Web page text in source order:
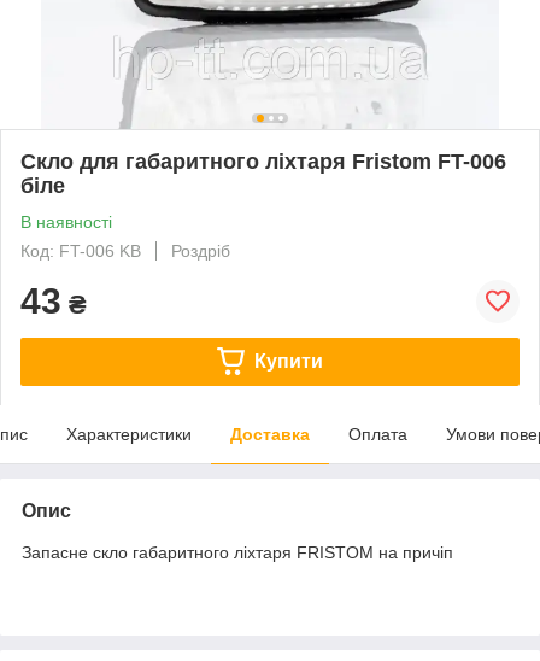
Скло для габаритного ліхтаря Fristom FT-006
біле
В наявності
Код: FT-006 KB
Роздріб
43 ₴
Купити
Характеристики Доставка Оплата Умови
Опис
Запасне скло габаритного ліхтаря FRISTOM на причіп